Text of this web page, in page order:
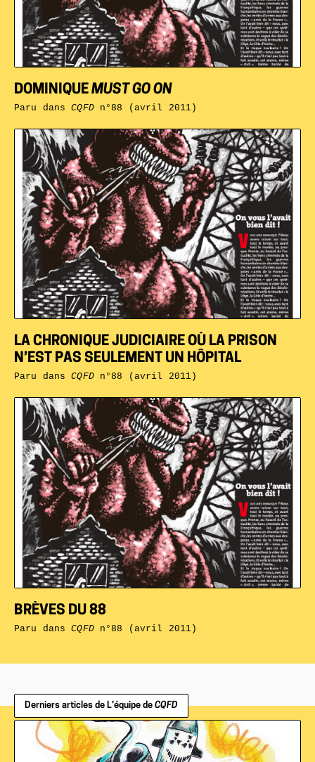
BRÈVES DU 88
Paru dansCQFDn°88 (avril 2011)
LA CHRONIQUE JUDICIAIRE OÙ LA PRISON
N’EST PAS SEULEMENT UN HÔPITAL
Paru dansCQFDn°88 (avril 2011)
DOMINIQUE MUST GO ON
Paru dansCQFDn°88 (avril 2011)
Derniers articles de L’équipe de CQFD